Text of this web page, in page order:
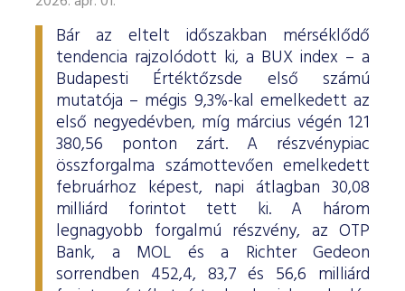
Bár az eltelt időszakban mérséklődő
tendencia rajzolódott ki, a BUX index – a
Budapesti Értéktőzsde első számú
mutatója – mégis 9,3%-kal emelkedett az
első negyedévben, míg március végén 121
380,56 ponton zárt. A részvénypiac
összforgalma számottevően emelkedett
februárhoz képest, napi átlagban 30,08
milliárd forintot tett ki. A három
legnagyobb forgalmú részvény, az OTP
Bank, a MOL és a Richter Gedeon
sorrendben 452,4, 83,7 és 56,6 milliárd